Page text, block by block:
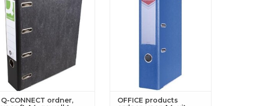
zwart
TOEVOEGEN AAN
WINKELWAGEN
Q-CONNECT ordner,
TOEVOEGEN AAN
OFFICE products